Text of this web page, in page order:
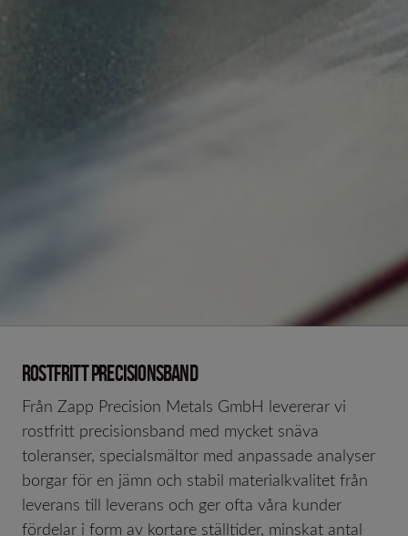
ROSTFRITT PRECISIONSBAND
Från Zapp Precision Metals GmbH levererar vi
rostfritt precisionsband med mycket snäva
toleranser, specialsmältor med anpassade analyser
borgar för en jämn och stabil materialkvalitet från
leverans till leverans och ger ofta våra kunder
fördelar i form av kortare ställtider, minskat antal